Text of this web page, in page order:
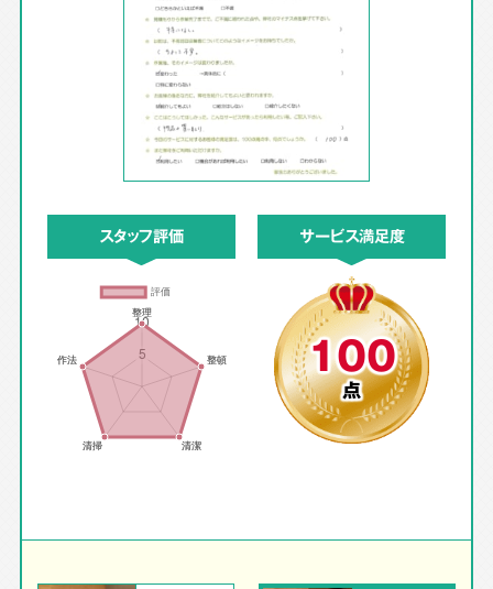
スタッフ評価 サービス満足度
100
点